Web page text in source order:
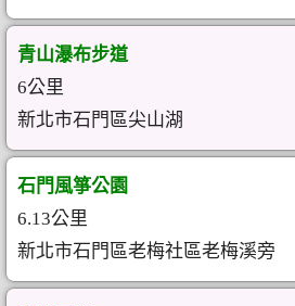
青山瀑布步道
6公里
新北市石門區尖山湖
石門風箏公園
6.13公里
新北市石門區老梅社區老梅溪旁